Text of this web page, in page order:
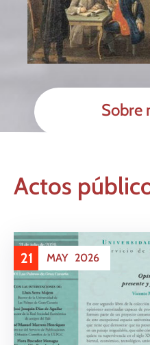
Sobre
Actos
21 MAY 2026